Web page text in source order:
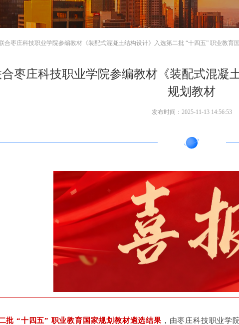
合枣庄科技职业学院参编教材《装配式混凝土结构设计》入选第二批 “十四五” 职业教育
枣庄科技职业学院参编教材《装配式混凝
规划教材
发布时间：2025-11-13 14:56:53
批 “十四五” 职业教育国家规划教材遴选结果 ，由枣庄科技职业学